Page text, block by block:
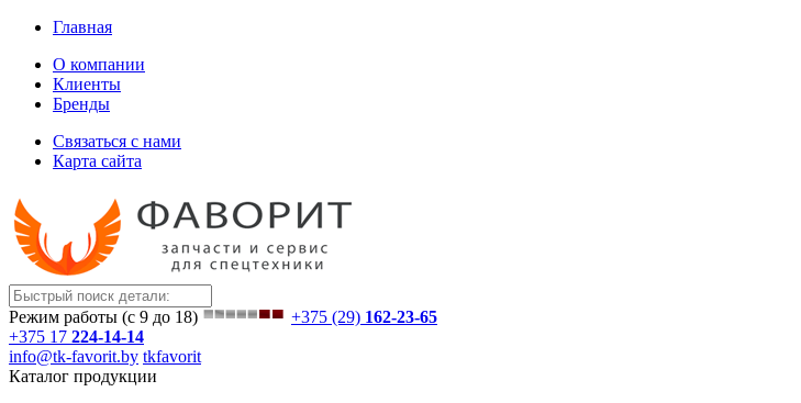
Главная
О компании
Клиенты
Бренды
Связаться с нами
Карта сайта
Режим работы (с 9 до 18) +375 (29) 162-23-65
+375 17 224-14-14
info@tk-favorit.by tkfavorit
Каталог продукции